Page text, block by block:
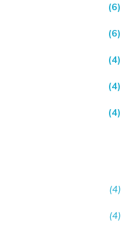
(6)
(6)
(4)
(4)
(4)
(4)
(4)